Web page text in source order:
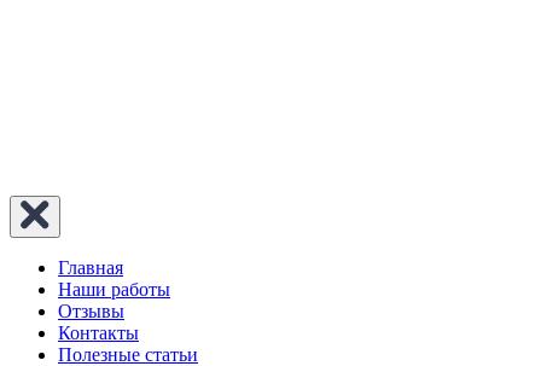
Главная
Наши работы
Отзывы
Контакты
Полезные статьи